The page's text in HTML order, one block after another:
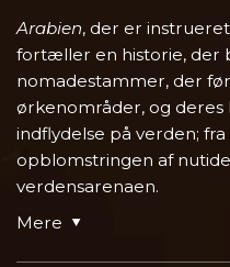
Arabien, der er instrueret
fortæller en historie, der
nomadestammer, der
ørkenområder, og
indflydelse på verden;
opblomstringen af
verdensarenaen.
Mere